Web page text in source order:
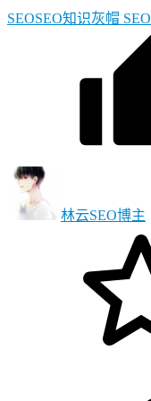
SEOSEO知识灰帽 SEO
林云SEO博主